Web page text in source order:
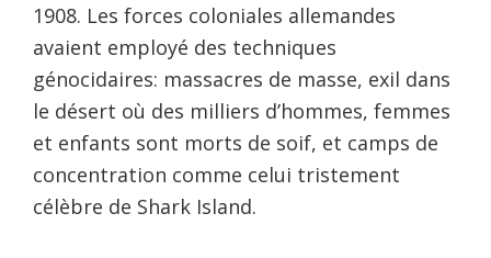
1908. Les forces coloniales allemandes
avaient employé des techniques
génocidaires: massacres de masse, exil dans
le désert où des milliers d’hommes, femmes
et enfants sont morts de soif, et camps de
concentration comme celui tristement
célèbre de Shark Island.